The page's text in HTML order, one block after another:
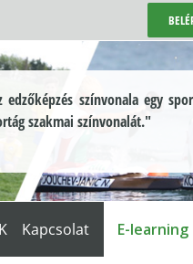
edzőképzés színvonala egy
szakmai színvonalát."
Kapcsolat E-learning